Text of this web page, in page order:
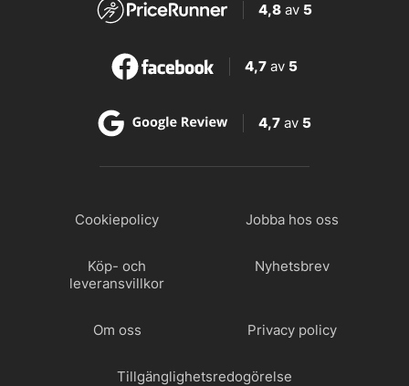
4,8 av 5
4,7 av 5
4,7 av 5
Cookiepolicy Jobba hos oss
Köp- och
leveransvillkor
Nyhetsbrev
Om oss Privacy policy
Tillgänglighetsredogörelse